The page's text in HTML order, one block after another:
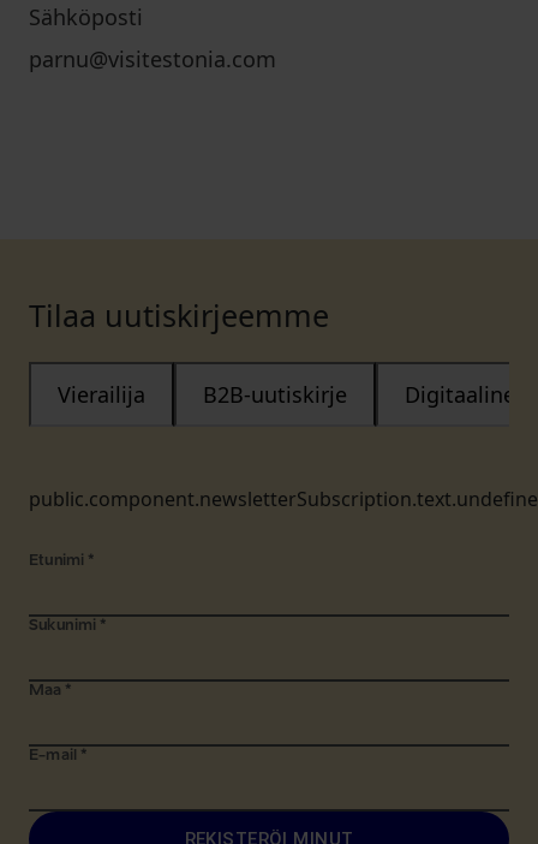
Sähköposti
parnu@visitestonia.com
Tilaa uutiskirjeemme
Vierailija B2B-uutiskirje Digitaalinen
Etunimi *
Sukunimi *
Maa *
E-mail *
REKISTERÖI MINUT